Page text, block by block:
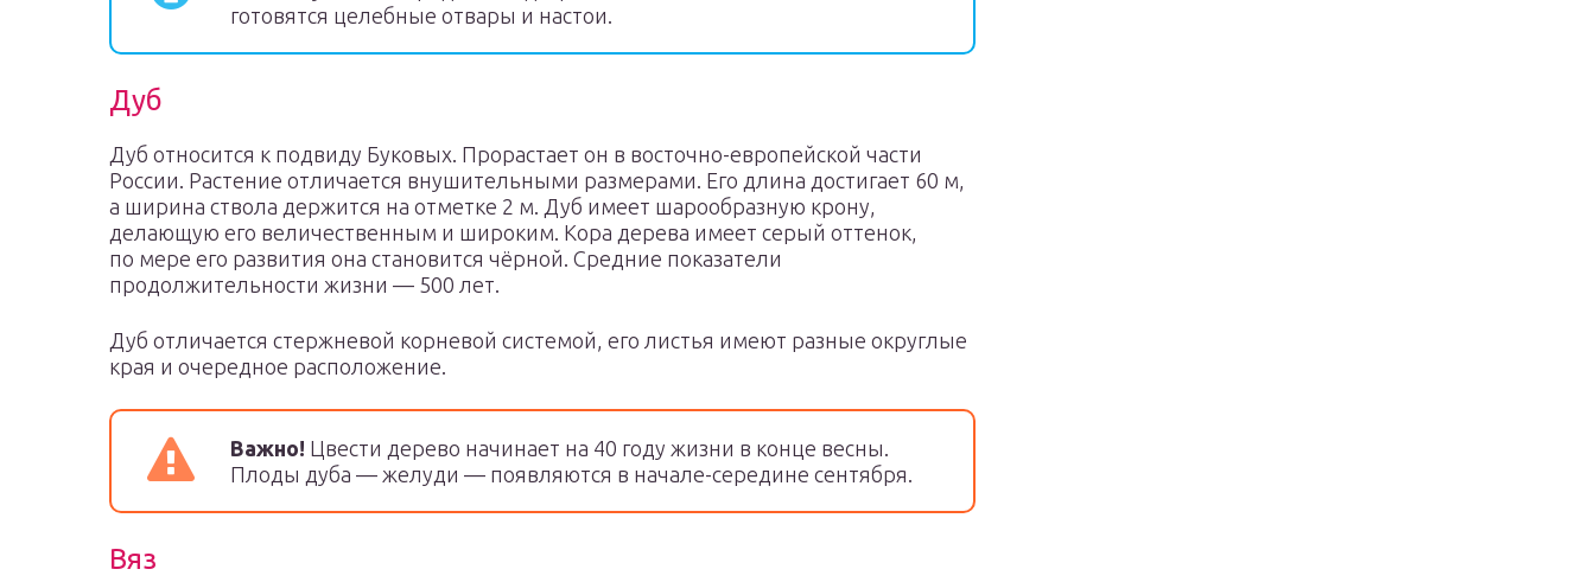
готовятся целебные отвары и настои.
Дуб
Дуб относится к подвиду Буковых. Прорастает он в восточно-европейской части
России. Растение отличается внушительными размерами. Его длина достигает 60 м,
а ширина ствола держится на отметке 2 м. Дуб имеет шарообразную крону,
делающую его величественным и широким. Кора дерева имеет серый оттенок,
по мере его развития она становится чёрной. Средние показатели
продолжительности жизни — 500 лет.
Дуб отличается стержневой корневой системой, его листья имеют разные округлые
края и очередное расположение.
Важно! Цвести дерево начинает на 40 году жизни в конце весны.
Плоды дуба — желуди — появляются в начале-середине сентября.
Вяз